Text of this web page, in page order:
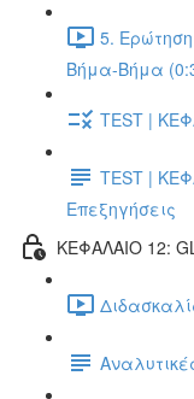
5.
Βήμα-Βήμα
TEST |
TEST |
Επεξηγήσεις
ΚΕΦΑΛΑΙΟ 12: